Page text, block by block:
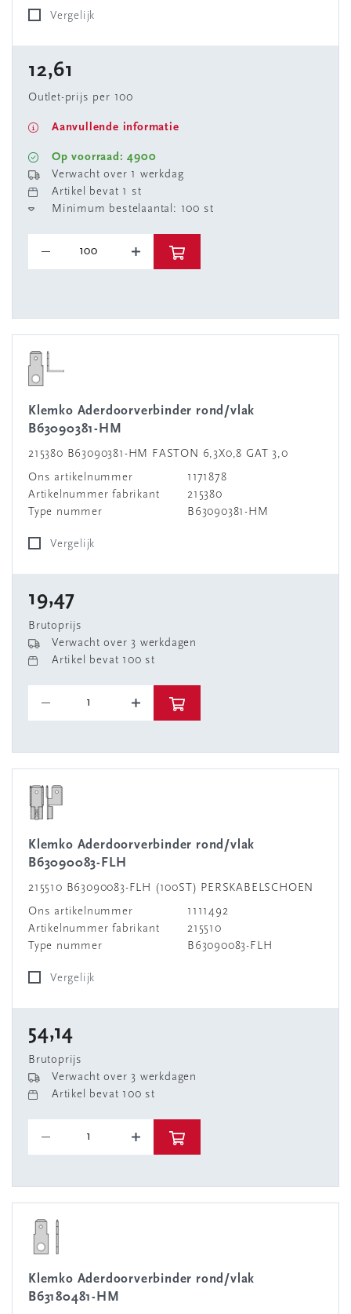
Vergelijk
12,61
Outlet-prijs per 100
Aanvullende informatie
Op voorraad: 4900
Verwacht over 1 werkdag
Artikel bevat 1 st
Minimum bestelaantal: 100 st
Klemko Aderdoorverbinder rond/vlak
B63090381-HM
215380 B63090381-HM FASTON 6,3X0,8 GAT 3,0
Ons artikelnummer
1171878
Artikelnummer fabrikant
215380
Type nummer
B63090381-HM
Vergelijk
19,47
Brutoprijs
Verwacht over 3 werkdagen
Artikel bevat 100 st
Klemko Aderdoorverbinder rond/vlak
B63090083-FLH
215510 B63090083-FLH (100ST) PERSKABELSCHOEN
Ons artikelnummer
1111492
Artikelnummer fabrikant
215510
Type nummer
B63090083-FLH
Vergelijk
54,14
Brutoprijs
Verwacht over 3 werkdagen
Artikel bevat 100 st
Klemko Aderdoorverbinder rond/vlak
B63180481-HM